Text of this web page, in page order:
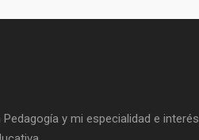
y mi especialidad e